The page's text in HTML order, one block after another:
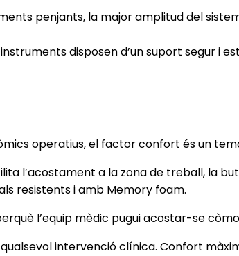
penjants, la major amplitud del
disposen d’un suport segur i
operatius, el factor confort és un
l’acostament a la zona de treball, la
resistents i amb Memory foam.
l’equip mèdic pugui acostar-se
intervenció clínica. Confort